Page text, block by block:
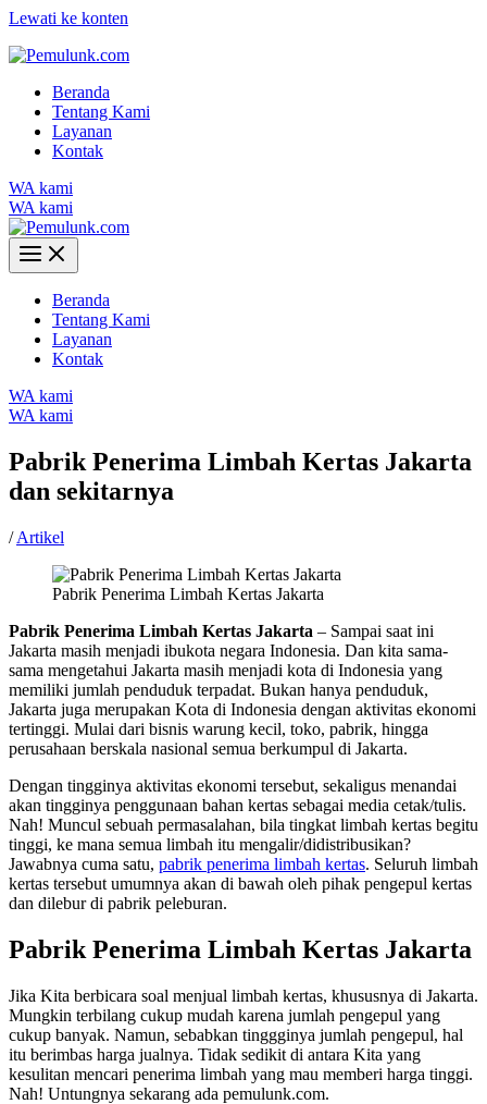
Lewati ke konten
Beranda
Tentang Kami
Layanan
Kontak
WA kami
WA kami
Beranda
Tentang Kami
Layanan
Kontak
WA kami
WA kami
Pabrik Penerima Limbah Kertas Jakarta
dan sekitarnya
/Artikel
Pabrik Penerima Limbah Kertas Jakarta
Pabrik Penerima Limbah Kertas Jakarta – Sampai saat ini
Jakarta masih menjadi ibukota negara Indonesia. Dan kita sama-
sama mengetahui Jakarta masih menjadi kota di Indonesia yang
memiliki jumlah penduduk terpadat. Bukan hanya penduduk,
Jakarta juga merupakan Kota di Indonesia dengan aktivitas ekonomi
tertinggi. Mulai dari bisnis warung kecil, toko, pabrik, hingga
perusahaan berskala nasional semua berkumpul di Jakarta.
Dengan tingginya aktivitas ekonomi tersebut, sekaligus menandai
akan tingginya penggunaan bahan kertas sebagai media cetak/tulis.
Nah! Muncul sebuah permasalahan, bila tingkat limbah kertas begitu
tinggi, ke mana semua limbah itu mengalir/didistribusikan?
Jawabnya cuma satu, pabrik penerima limbah kertas. Seluruh limbah
kertas tersebut umumnya akan di bawah oleh pihak pengepul kertas
dan dilebur di pabrik peleburan.
Pabrik Penerima Limbah Kertas Jakarta
Jika Kita berbicara soal menjual limbah kertas, khususnya di Jakarta.
Mungkin terbilang cukup mudah karena jumlah pengepul yang
cukup banyak. Namun, sebabkan tinggginya jumlah pengepul, hal
itu berimbas harga jualnya. Tidak sedikit di antara Kita yang
kesulitan mencari penerima limbah yang mau memberi harga tinggi.
Nah! Untungnya sekarang ada pemulunk.com.